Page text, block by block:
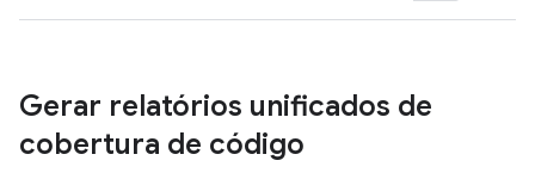
Gerar relatórios unificados de
cobertura de código